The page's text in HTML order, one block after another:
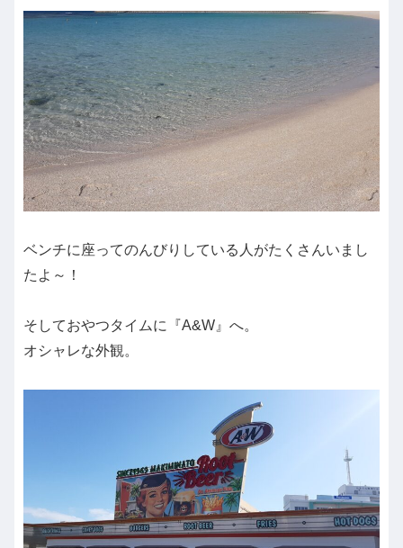
ベンチに座ってのんびりしている人がたくさんいまし
たよ～！
そしておやつタイムに『A&W』へ。
オシャレな外観。